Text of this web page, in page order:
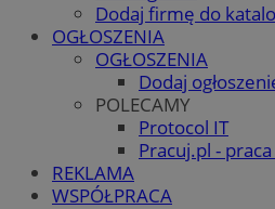
Dodaj firmę do
OGŁOSZENIA
OGŁOSZENIA
Dodaj
POLECAMY
Protocol IT
Pracuj.pl -
REKLAMA
WSPÓŁPRACA